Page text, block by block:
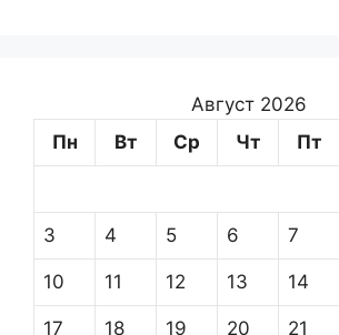
Август 2026
Пн
Вт Ср Чт Пт
3 4 5 6 7
10 11 12 13 14
17 18 19 20 21